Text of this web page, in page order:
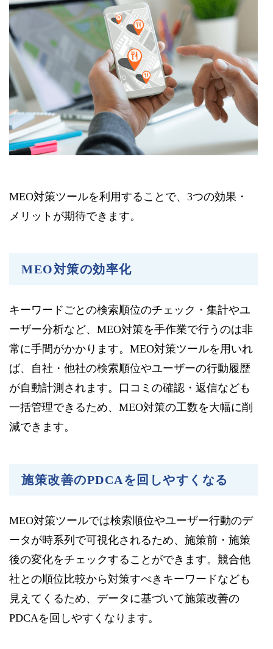
MEO対策ツールを利用することで、3つの効果・
メリットが期待できます。
MEO対策の効率化
キーワードごとの検索順位のチェック・集計やユ
ーザー分析など、MEO対策を手作業で行うのは非
常に手間がかかります。MEO対策ツールを用いれ
ば、自社・他社の検索順位やユーザーの行動履歴
が自動計測されます。口コミの確認・返信なども
一括管理できるため、MEO対策の工数を大幅に削
減できます。
施策改善のPDCAを回しやすくなる
MEO対策ツールでは検索順位やユーザー行動のデ
ータが時系列で可視化されるため、施策前・施策
後の変化をチェックすることができます。競合他
社との順位比較から対策すべきキーワードなども
見えてくるため、データに基づいて施策改善の
PDCAを回しやすくなります。